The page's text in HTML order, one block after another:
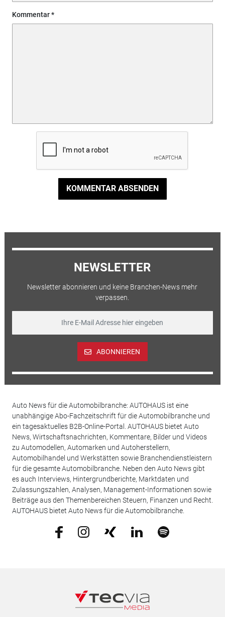
Kommentar
KOMMENTAR ABSENDEN
NEWSLETTER
Newsletter abonnieren und keine Branchen-News mehr
verpassen.
ABONNIEREN
Auto News für die Automobilbranche: AUTOHAUS ist eine
unabhängige Abo-Fachzeitschrift für die Automobilbranche und
ein tagesaktuelles B2B-Online-Portal. AUTOHAUS bietet Auto
News, Wirtschaftsnachrichten, Kommentare, Bilder und Videos
zu Automodellen, Automarken und Autoherstellern,
Automobilhandel und Werkstätten sowie Branchendienstleistern
für die gesamte Automobilbranche. Neben den Auto News gibt
es auch Interviews, Hintergrundberichte, Marktdaten und
Zulassungszahlen, Analysen, Management-Informationen sowie
Beiträge aus den Themenbereichen Steuern, Finanzen und Recht.
AUTOHAUS bietet Auto News für die Automobilbranche.